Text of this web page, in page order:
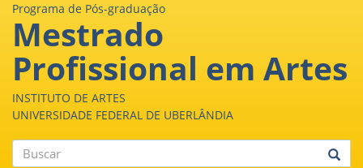
Canais
Programa de Pós-graduação
Mestrado
Profissional em Artes
INSTITUTO DE ARTES
UNIVERSIDADE FEDERAL DE UBERLÂNDIA